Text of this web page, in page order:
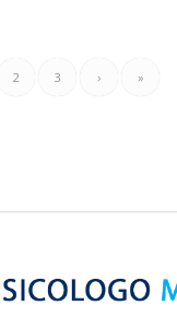
2 3 › »